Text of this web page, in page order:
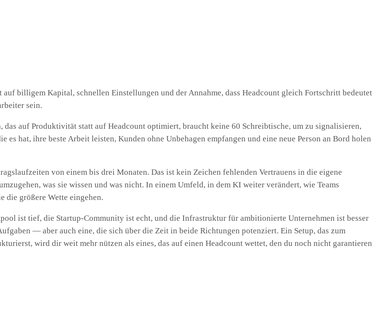
billigem Kapital, schnellen Einstellungen und der Annahme, dass Headcount gleich Fortschritt bedeutet
sein.
auf Produktivität statt auf Headcount optimiert, braucht keine 60 Schreibtische, um zu signalisieren,
es hat, ihre beste Arbeit leisten, Kunden ohne Unbehagen empfangen und eine neue Person an Bord holen
von einem bis drei Monaten. Das ist kein Zeichen fehlenden Vertrauens in die eigene
was sie wissen und was nicht. In einem Umfeld, in dem KI weiter verändert, wie Teams
die größere Wette eingehen.
ist tief, die Startup-Community ist echt, und die Infrastruktur für ambitionierte Unternehmen ist besser
— aber auch eine, die sich über die Zeit in beide Richtungen potenziert. Ein Setup, das zum
wird dir weit mehr nützen als eines, das auf einen Headcount wettet, den du noch nicht garantieren